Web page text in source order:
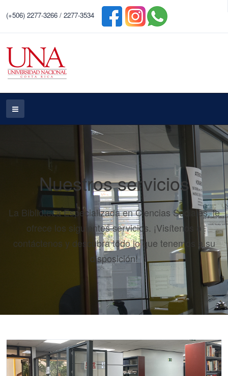
(+506) 2277-3266 / 2277-3534
Nuestros servicios
La Biblioteca Especializada en Ciencias Sociales, le
ofrece los siguientes servicios. ¡Visítenos o
contáctenos y descubra todo lo que tenemos a su
disposición!